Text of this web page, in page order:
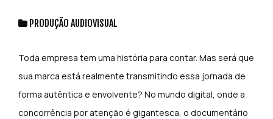
PRODUÇÃO AUDIOVISUAL
Toda empresa tem uma história para contar. Mas será que
sua marca está realmente transmitindo essa jornada de
forma autêntica e envolvente? No mundo digital, onde a
concorrência por atenção é gigantesca, o documentário